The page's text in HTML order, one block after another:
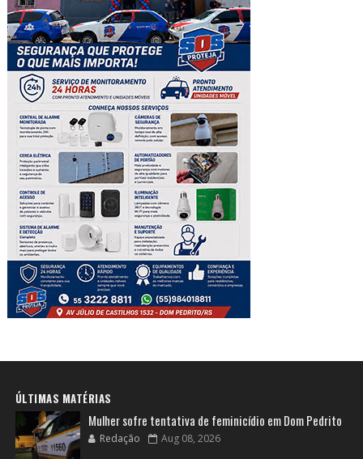
ÚLTIMAS MATÉRIAS
Mulher sofre tentativa de feminicídio em Dom Pedrito
Redação Aug 08, 2026